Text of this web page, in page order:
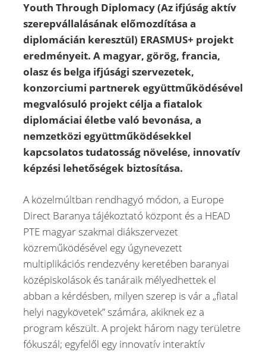
Youth Through Diplomacy (Az ifjúság aktív
szerepvállalásának előmozdítása a
diplomácián keresztül) ERASMUS+ projekt
eredményeit. A magyar, görög, francia,
olasz és belga ifjúsági szervezetek,
konzorciumi partnerek együttműködésével
megvalósuló projekt célja a fiatalok
diplomáciai életbe való bevonása, a
nemzetközi együttműködésekkel
kapcsolatos tudatosság növelése, innovatív
képzési lehetőségek biztosítása.
A közelmúltban rendhagyó módon, a Europe
Direct Baranya tájékoztató központ és a HEAD
PTE magyar szakmai diákszervezet
közreműködésével egy úgynevezett
multiplikációs rendezvény keretében baranyai
középiskolások és tanáraik mélyedhettek el
abban a kérdésben, milyen szerep is vár a „fiatal
helyi nagykövetek” számára, akiknek ez a
program készült. A projekt három nagy területre
fókuszál; egyfelől egy innovatív interaktív